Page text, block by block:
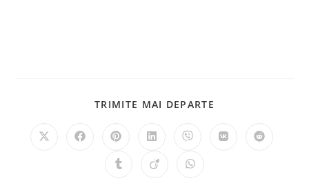
TRIMITE MAI DEPARTE